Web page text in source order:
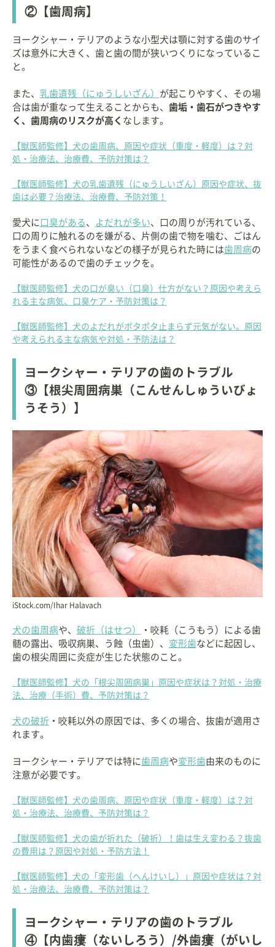
②【歯周病】
ヨークシャー・テリアのような小型犬は顎に対する歯のサイ
ズは意外に大きく、歯と歯の間が狭いつくりになっているこ
と。
また、 乳歯遺残（にゅうしいざん） が起こりやすく、その場
合は歯が重なって生えることからも、 歯垢・歯石がつきやす
く、歯周病のリスクが高く なします。
【獣医師監修】犬の歯周病、原因や症状（重度・軽度）は？対
処・治療法、治療費、予防対策は？
【獣医師監修】犬の乳歯遺残（にゅうしいざん）原因や症状、抜
歯は必要？治療法、治療費、予防対策！
愛犬に 口臭がある 、 よだれが多い、口の周りが汚れている、
口の周りに触れるのを嫌がる、片側の歯で物を噛む、ごはん
をうまく食べられないなどの様子が見られた時には歯周病の
可能性があるので歯のチェックを。
【獣医師監修】犬の口が臭い（口臭）仕方がない？原因や考えら
れる主な病気、口臭ケア・予防対策は？
【獣医師監修】犬のよだれがポタポタ止まらず元気がない。原因
や考えられる主な病気や対処・予防法は？
ヨークシャー・テリアの歯のトラブル
③【根尖周囲病巣（こんせんしゅういびょ
うそう）】
iStock.com/Ihar Halavach
犬の歯周病や、 破折（はせつ）
・咬耗（こうもう）による歯
髄の露出、吸収病巣、う蝕（虫歯）、 変形歯などに起因し、
歯の根尖周囲に炎症が生じた状態のこと。
【獣医師監修】犬の「根尖周囲病巣」原因や症状は？対処・治療
法、治療（手術）費、予防対策は？
犬の破折・咬耗以外の原因では、多くの場合、抜歯が適用さ
れます。
ヨークシャー・テリアでは特に歯周病や変形歯由来のものに
注意が必要です。
【獣医師監修】犬の歯周病、原因や症状（重度・軽度）は？対
処・治療法、治療費、予防対策は？
【獣医師監修】犬の歯が折れた（破折）！歯は生え変わる？抜歯
の費用は？原因や対処・予防方法！
【獣医師監修】犬の「変形歯（へんけいし）」原因や症状は？対
処・治療法、治療費、予防対策は？
ヨークシャー・テリアの歯のトラブル
④【内歯瘻（ないしろう）/外歯瘻（がいし